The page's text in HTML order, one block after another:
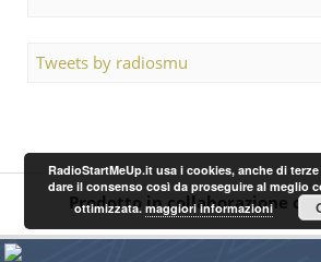
Tweets by radiosmu
Prodotto in collaborazione
RadioStartMeUp.it usa i cookies, anche di
dare il consenso così da proseguire al meglio
ottimizzata. maggiori informazioni